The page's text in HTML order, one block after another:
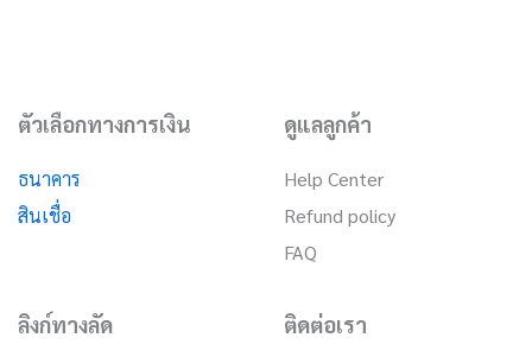
ตัวเลือกทางการเงิน
ธนาคาร
สินเชื่อ
ดูแลลูกค้า
Help Center
Refund policy
FAQ
ลิงก์ทางลัด ติดต่อเรา